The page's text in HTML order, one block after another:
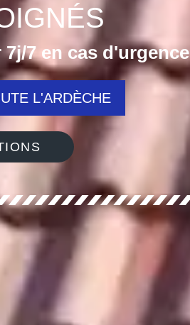
7 en cas d'urgence
L'ARDÈCHE